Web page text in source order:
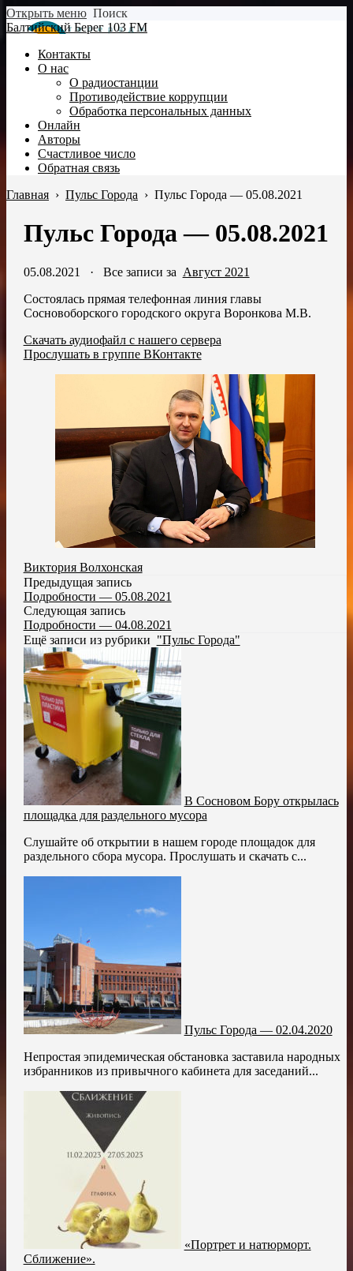
Открыть меню Поиск
Балтийский Берег 103 FM
Контакты
О нас
О радиостанции
Противодействие коррупции
Обработка персональных данных
Онлайн
Авторы
Счастливое число
Обратная связь
Главная › Пульс Города › Пульс Города — 05.08.2021
Пульс Города — 05.08.2021
05.08.2021 · Все записи за Август 2021
Состоялась прямая телефонная линия главы
Сосновоборского городского округа Воронкова М.В.
Скачать аудиофайл с нашего сервера
Прослушать в группе ВКонтакте
Виктория Волхонская
Предыдущая запись
Подробности — 05.08.2021
Следующая запись
Подробности — 04.08.2021
Ещё записи из рубрики "Пульс Города"
В Сосновом Бору открылась
площадка для раздельного мусора
Слушайте об открытии в нашем городе площадок для
раздельного сбора мусора. Прослушать и скачать с...
Пульс Города — 02.04.2020
Непростая эпидемическая обстановка заставила народных
избранников из привычного кабинета для заседаний...
«Портрет и натюрморт.
Сближение».